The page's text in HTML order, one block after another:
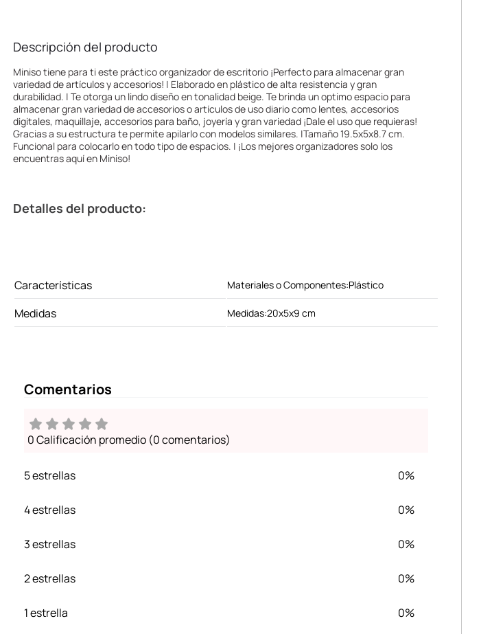
Descripción del producto
Miniso tiene para ti este práctico organizador de escritorio ¡Perfecto para almacenar gran
variedad de artículos y accesorios! | Elaborado en plástico de alta resistencia y gran
durabilidad. | Te otorga un lindo diseño en tonalidad beige. Te brinda un optimo espacio para
almacenar gran variedad de accesorios o artículos de uso diario como lentes, accesorios
digitales, maquillaje, accesorios para baño, joyería y gran variedad ¡Dale el uso que requieras!
Gracias a su estructura te permite apilarlo con modelos similares. |Tamaño 19.5x5x8.7 cm.
Funcional para colocarlo en todo tipo de espacios. | ¡Los mejores organizadores solo los
encuentras aquí en Miniso!
Detalles del producto:
Características Materiales o Componentes:Plástico
Medidas Medidas:20x5x9 cm
Comentarios
0 Calificación promedio (0 comentarios)
5 estrellas 0%
4 estrellas 0%
3 estrellas 0%
2 estrellas 0%
1 estrella 0%